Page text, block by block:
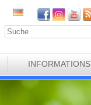
INFORMATIONS